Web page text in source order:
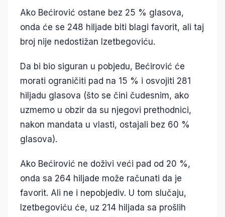
Ako Bećirović ostane bez 25 % glasova,
onda će se 248 hiljade biti blagi favorit, ali taj
broj nije nedostižan Izetbegoviću.
Da bi bio siguran u pobjedu, Bećirović će
morati ograničiti pad na 15 % i osvojiti 281
hiljadu glasova (što se čini čudesnim, ako
uzmemo u obzir da su njegovi prethodnici,
nakon mandata u vlasti, ostajali bez 60 %
glasova).
Ako Bećirović ne doživi veći pad od 20 %,
onda sa 264 hiljade može računati da je
favorit. Ali ne i nepobjediv. U tom slučaju,
Izetbegoviću će, uz 214 hiljada sa prošlih